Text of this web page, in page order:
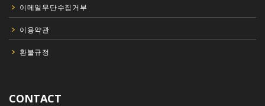
이메일무단수집거부
이용약관
환불규정
CONTACT